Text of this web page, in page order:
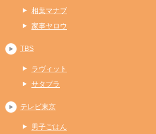
相葉マナブ
家事ヤロウ
TBS
ラヴィット
サタプラ
テレビ東京
男子ごはん